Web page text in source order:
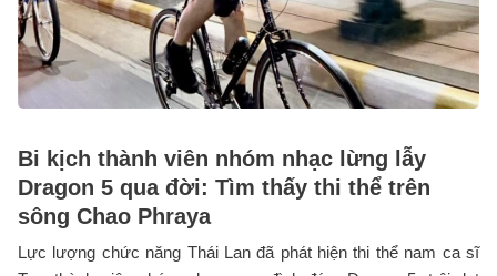
Bi kịch thành viên nhóm nhạc lừng lẫy
Dragon 5 qua đời: Tìm thấy thi thể trên
sông Chao Phraya
Lực lượng chức năng Thái Lan đã phát hiện thi thể nam ca sĩ